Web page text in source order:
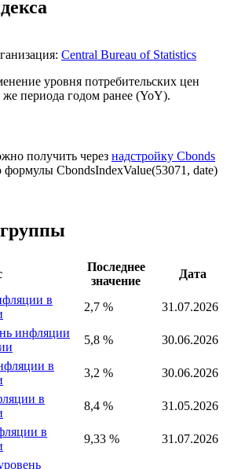
Central Bureau of Statistics
уровня потребительских цен
же периода годом ранее (YoY).
получить через надстройку Cbonds
формулы CbondsIndexValue(53071, date)
Последнее
значение
Дата
в
2,7 %
31.07.2026
инфляции
5,8 %
30.06.2026
в
3,2 %
30.06.2026
в
8,4 %
31.05.2026
в
9,33 %
31.07.2026